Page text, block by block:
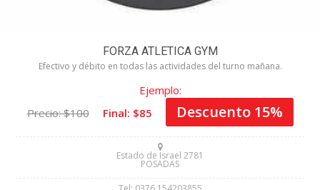
FORZA ATLETICA GYM
Efectivo y débito en todas las actividades del turno mañana.
Ejemplo:
Precio: $100
Final: $85 Descuento 15%
Estado de Israel 2781
POSADAS